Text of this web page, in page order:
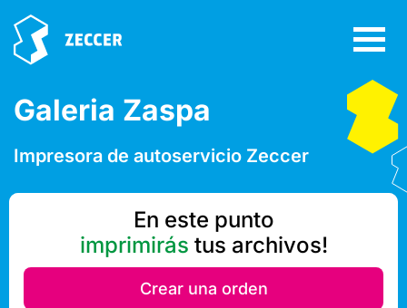
Galeria Zaspa
Impresora de autoservicio Zeccer
En este punto
imprimirás tus archivos!
Crear una orden